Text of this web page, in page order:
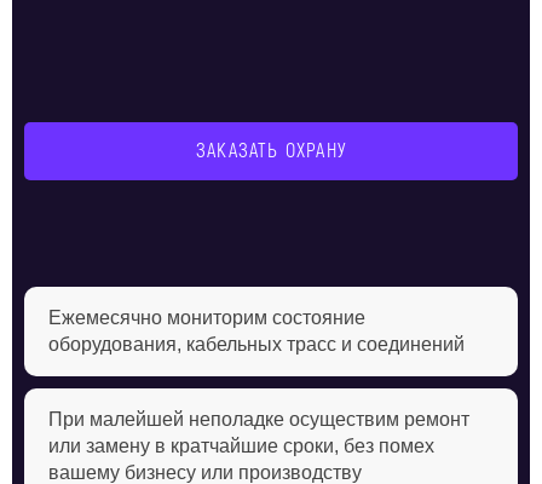
ЗАКАЗАТЬ ОХРАНУ
Ежемесячно мониторим состояние
оборудования, кабельных трасс и соединений
При малейшей неполадке осуществим ремонт
или замену в кратчайшие сроки, без помех
вашему бизнесу или производству